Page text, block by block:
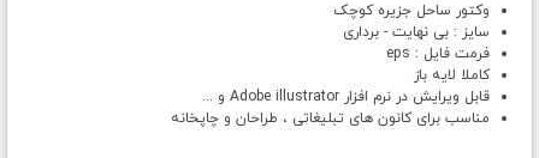
وکتور ساحل جزیره کوچک
سایز : بی نهایت - برداری
فرمت فایل : eps
کاملا لایه باز
قابل ویرایش در نرم افزار Adobe illustrator و ...
مناسب برای کانون های تبلیغاتی ، طراحان و چاپخانه